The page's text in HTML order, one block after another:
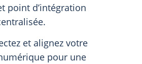
point d’intégration
et alignez votre
pour une